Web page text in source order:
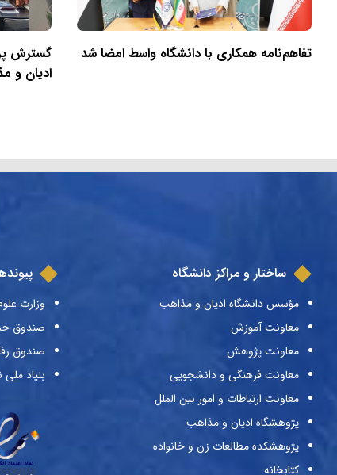
تفاهم‌نامه همکاری با دانشگاه واسط امضا شد
گسترش
ادیان و
ساختار و مراکز دانشگاه
مؤسس دانشگاه ادیان و مذاهب
معاونت آموزش
معاونت پژوهش
معاونت فرهنگی و دانشجویی
معاونت ارتباطات و امور بین الملل
پژوهشگاه ادیان و مذاهب
پژوهشکده مطالعات زن و خانواده
کتابخانه
وزارت
صندوق
صندوق
بنیاد